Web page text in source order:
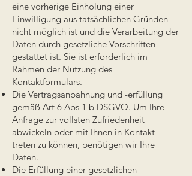
eine vorherige Einholung einer
Einwilligung aus tatsächlichen Gründen
nicht möglich ist und die Verarbeitung der
Daten durch gesetzliche Vorschriften
gestattet ist. Sie ist erforderlich im
Rahmen der Nutzung des
Kontaktformulars.
Die Vertragsanbahnung und -erfüllung
gemäß Art 6 Abs 1 b DSGVO. Um Ihre
Anfrage zur vollsten Zufriedenheit
abwickeln oder mit Ihnen in Kontakt
treten zu können, benötigen wir Ihre
Daten.
Die Erfüllung einer gesetzlichen